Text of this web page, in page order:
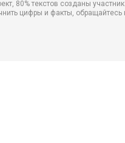
80% текстов созданы
цифры и факты,